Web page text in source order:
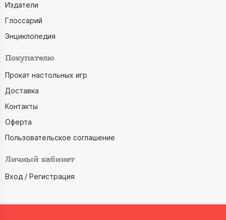
Издатели
Глоссарий
Энциклопедия
Покупателю
Прокат настольных игр
Доставка
Контакты
Оферта
Пользовательское соглашение
Личный кабинет
Вход / Регистрация